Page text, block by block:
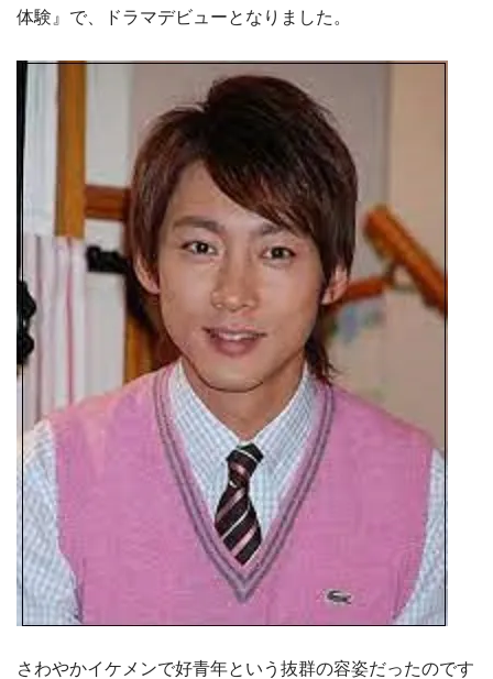
体験』で、ドラマデビューとなりました。
さわやかイケメンで好青年という抜群の容姿だったのです